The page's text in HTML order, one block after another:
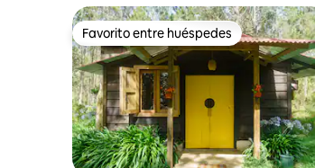
Favorito entre huéspedes
Favorito entre huéspedes